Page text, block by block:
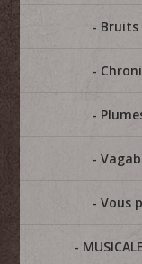
Bruits
Vous